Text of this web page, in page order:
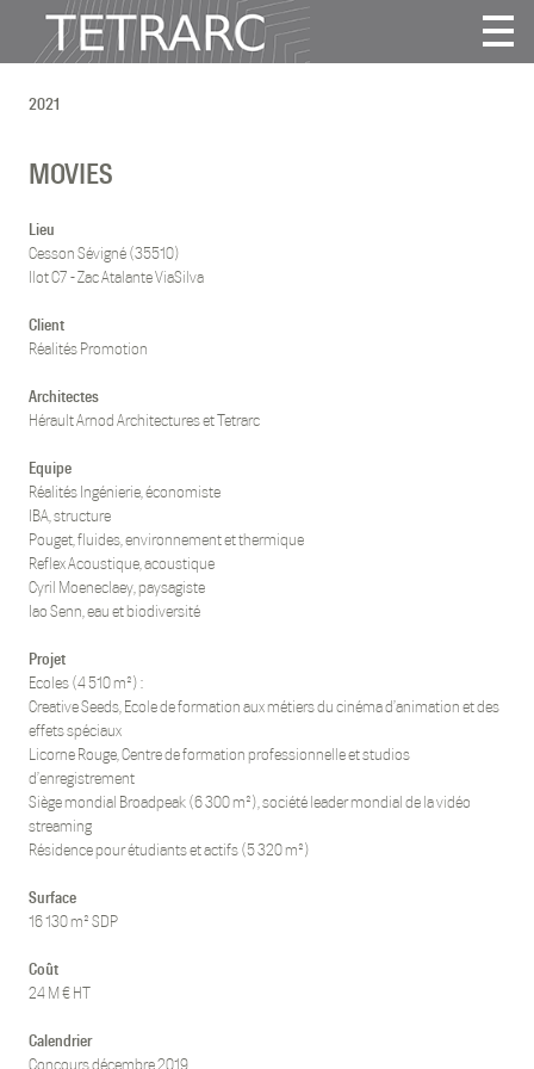
Actualité
Agence
Publications
Contact
Tous
Culture
Enseignement
Santé
Sport
Modulaire 3D Bois
Urbanisme & Paysage
Mobilité
|en
Follow us
2021
MOVIES
Lieu
Cesson Sévigné (35510)
Ilot C7 - Zac Atalante ViaSilva
Client
Réalités Promotion
Architectes
Hérault Arnod Architectures et Tetrarc
Equipe
Réalités Ingénierie, économiste
IBA, structure
Pouget, fluides, environnement et thermique
Reflex Acoustique, acoustique
Cyril Moeneclaey, paysagiste
Iao Senn, eau et biodiversité
Projet
Ecoles (4 510 m²) :
Creative Seeds, Ecole de formation aux métiers du cinéma d’animation et des
effets spéciaux
Licorne Rouge, Centre de formation professionnelle et studios
d’enregistrement
Siège mondial Broadpeak (6 300 m²), société leader mondial de la vidéo
streaming
Résidence pour étudiants et actifs (5 320 m²)
Surface
16 130 m² SDP
Coût
24 M € HT
Calendrier
Concours décembre 2019